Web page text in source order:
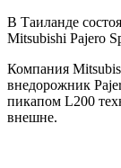
В Таиланде
Mitsubishi Pajero
Компания
внедорожник
пикапом L200
внешне.